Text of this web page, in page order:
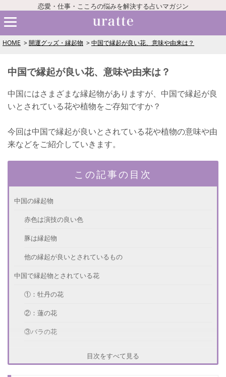
恋愛・仕事・こころの悩みを解決する占いマガジン
HOME 開運グッズ・縁起物 中国で縁起が良い花、意味や由来は？
中国で縁起が良い花、意味や由来は？
中国にはさまざまな縁起物がありますが、中国で縁起が良
いとされている花や植物をご存知ですか？
今回は中国で縁起が良いとされている花や植物の意味や由
来などをご紹介していきます。
この記事の目次
中国の縁起物
赤色は演技の良い色
豚は縁起物
他の縁起が良いとされているもの
中国で縁起物とされている花
①：牡丹の花
②：蓮の花
③バラの花
目次をすべて見る